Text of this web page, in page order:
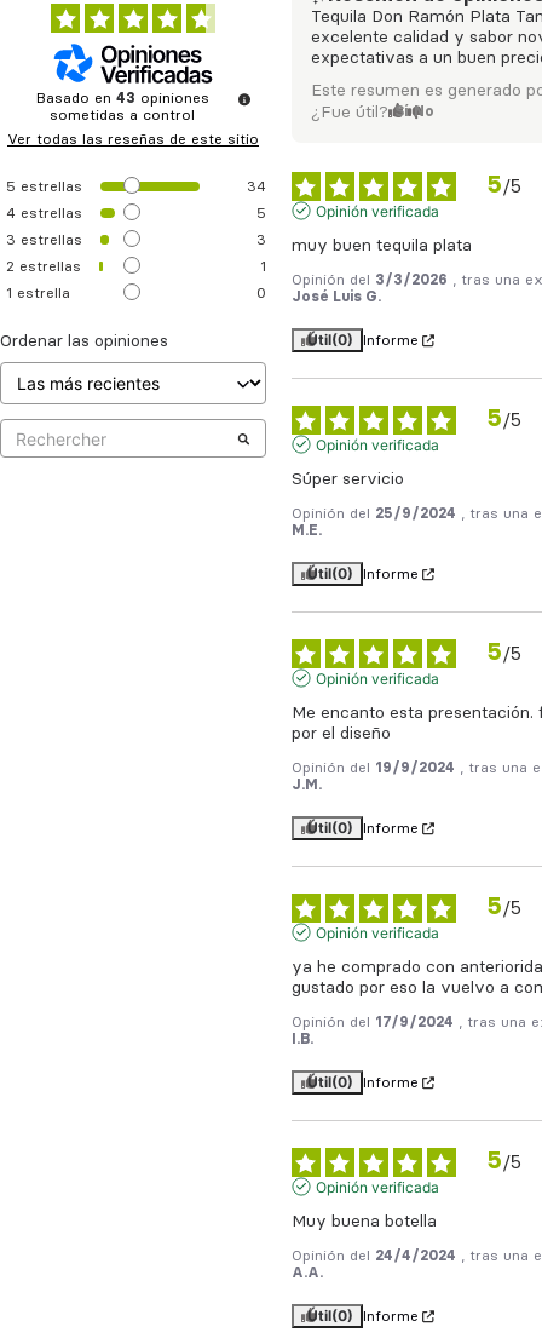
Basado en 43 opiniones
sometidas a control
Ver todas las reseñas de este sitio
5 estrellas
34
4 estrellas
5
3 estrellas
3
2 estrellas
1
1 estrella 0
Ordenar las opiniones
Tequila Don Ramón Plata
excelente calidad y sabor
expectativas a un buen
Este resumen es generado
¿Fue útil? Sí No
5/5
Opinión verificada
muy buen tequila plata
Opinión del 3/3/2026
, tras una
José Luis G.
Útil(0) Informe
5/5
Opinión verificada
Súper servicio
Opinión del 25/9/2024
, tras una
M.E.
Útil(0) Informe
5/5
Opinión verificada
Me encanto esta
por el diseño
Opinión del 19/9/2024
, tras una
J.M.
Útil(0) Informe
5/5
Opinión verificada
ya he comprado con
gustado por eso la vuelvo a
Opinión del 17/9/2024
, tras una
I.B.
Útil(0) Informe
5/5
Opinión verificada
Muy buena botella
Opinión del 24/4/2024
, tras una
A.A.
Útil(0) Informe